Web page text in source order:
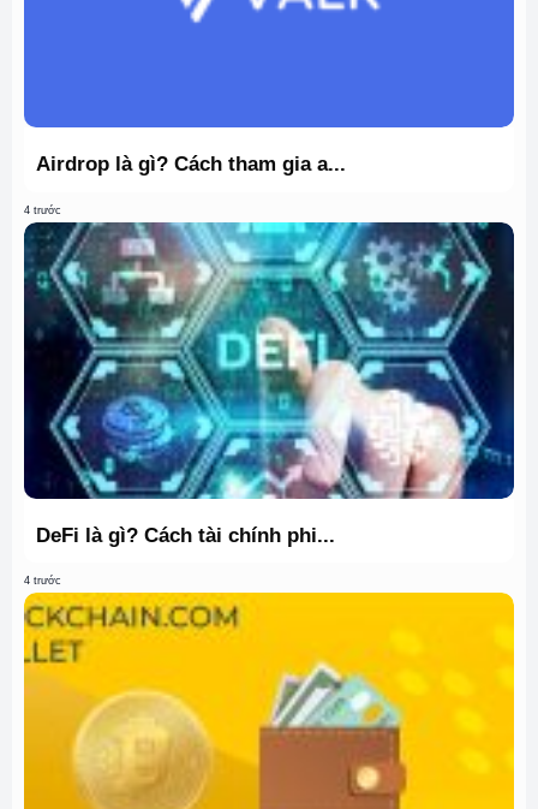
Airdrop là gì? Cách tham gia a...
4 trước
DeFi là gì? Cách tài chính phi...
4 trước